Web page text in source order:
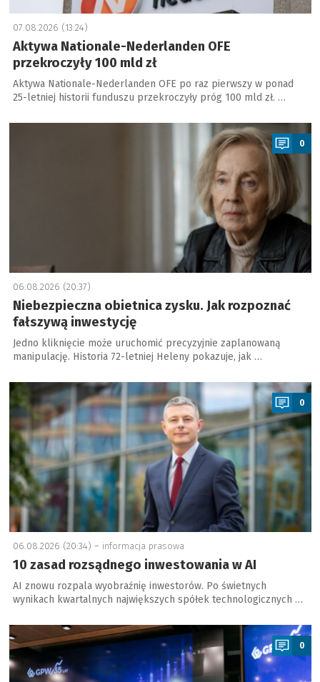
07.08.2026 (13:24)
Aktywa Nationale-Nederlanden OFE
przekroczyły 100 mld zł
Aktywa Nationale-Nederlanden OFE po raz pierwszy w ponad
25-letniej historii funduszu przekroczyły próg 100 mld zł. …
a
0
06.08.2026 (20:37)
Niebezpieczna obietnica zysku. Jak rozpoznać
fałszywą inwestycję
Jedno kliknięcie może uruchomić precyzyjnie zaplanowaną
manipulację. Historia 72-letniej Heleny pokazuje, jak …
a
0
06.08.2026 (20:34) – informacja prasowa
10 zasad rozsądnego inwestowania w AI
AI znowu rozpala wyobraźnię inwestorów. Po świetnych
wynikach kwartalnych największych spółek technologicznych …
a
0